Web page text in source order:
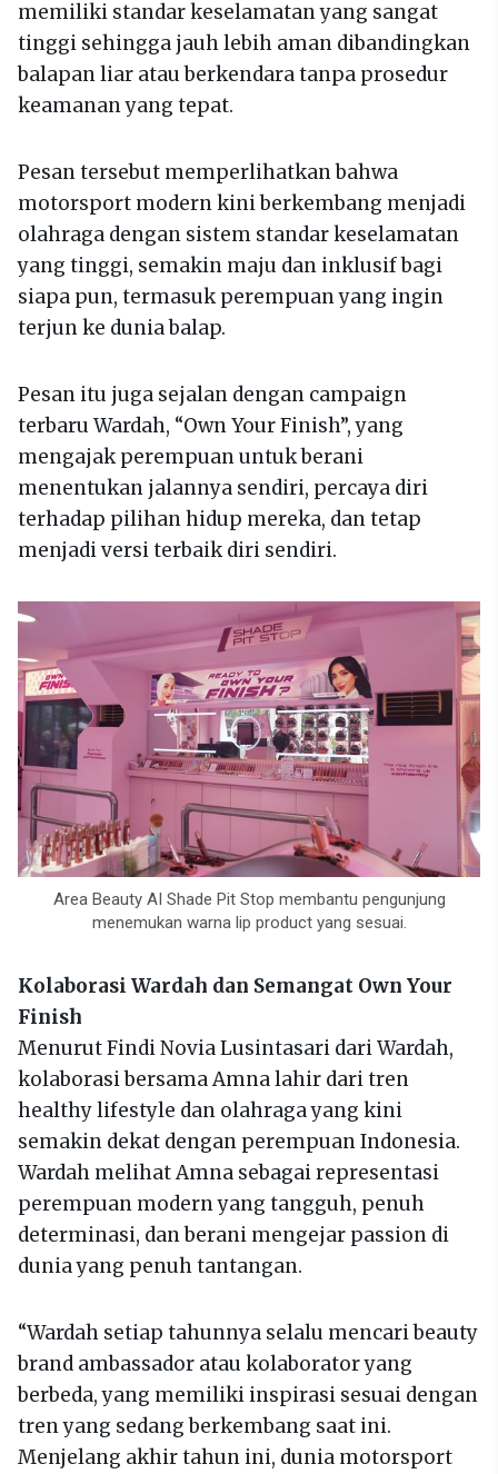
memiliki standar keselamatan yang sangat
tinggi sehingga jauh lebih aman dibandingkan
balapan liar atau berkendara tanpa prosedur
keamanan yang tepat.
Pesan tersebut memperlihatkan bahwa
motorsport modern kini berkembang menjadi
olahraga dengan sistem standar keselamatan
yang tinggi, semakin maju dan inklusif bagi
siapa pun, termasuk perempuan yang ingin
terjun ke dunia balap.
Pesan itu juga sejalan dengan campaign
terbaru Wardah, “Own Your Finish”, yang
mengajak perempuan untuk berani
menentukan jalannya sendiri, percaya diri
terhadap pilihan hidup mereka, dan tetap
menjadi versi terbaik diri sendiri.
Area Beauty AI Shade Pit Stop membantu pengunjung
menemukan warna lip product yang sesuai.
Kolaborasi Wardah dan Semangat Own Your
Finish
Menurut Findi Novia Lusintasari dari Wardah,
kolaborasi bersama Amna lahir dari tren
healthy lifestyle dan olahraga yang kini
semakin dekat dengan perempuan Indonesia.
Wardah melihat Amna sebagai representasi
perempuan modern yang tangguh, penuh
determinasi, dan berani mengejar passion di
dunia yang penuh tantangan.
“Wardah setiap tahunnya selalu mencari beauty
brand ambassador atau kolaborator yang
berbeda, yang memiliki inspirasi sesuai dengan
tren yang sedang berkembang saat ini.
Menjelang akhir tahun ini, dunia motorsport